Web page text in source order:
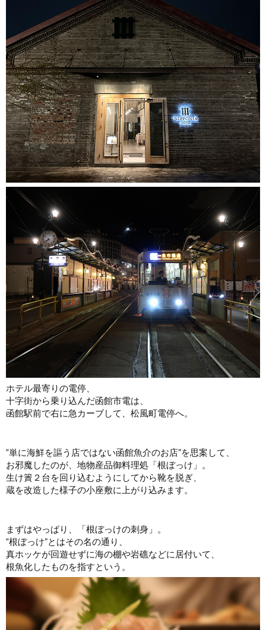
ホテル最寄りの電停、
十字街から乗り込んだ函館市電は、
函館駅前で右に急カーブして、松風町電停へ。
“単に海鮮を謳う店ではない函館魚介のお店”を思案して、
お邪魔したのが、地物産品御料理処「根ぼっけ」。
生け簀２台を回り込むようにしてから靴を脱ぎ、
蔵を改造した様子の小座敷に上がり込みます。
まずはやっぱり、「根ぼっけの刺身」。
“根ぼっけ”とはその名の通り、
真ホッケが回遊せずに海の棚や岩礁などに居付いて、
根魚化したものを指すという。